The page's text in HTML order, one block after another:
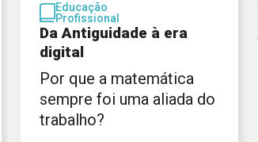
Educação
Profissional
Da Antiguidade à era
digital
Por que a matemática
sempre foi uma aliada do
trabalho?